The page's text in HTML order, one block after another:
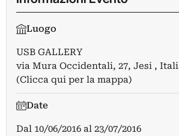
Luogo
USB GALLERY
via Mura Occidentali, 27, Jesi ,
(Clicca qui per la mappa)
Date
Dal 10/06/2016 al 23/07/2016